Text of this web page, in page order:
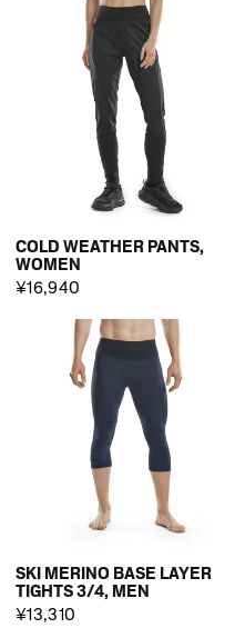
COLD WEATHER PANTS,
WOMEN
¥16,940
SKI MERINO BASE LAYER
TIGHTS 3/4, MEN
¥13,310